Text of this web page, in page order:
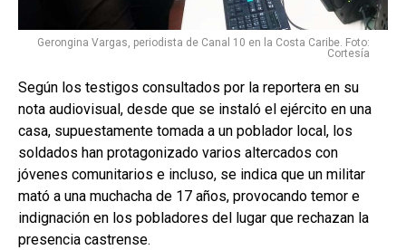
Gerongina Vargas, periodista de Canal 10 en la Costa Caribe. Foto:
Cortesía
Según los testigos consultados por la reportera en su
nota audiovisual, desde que se instaló el ejército en una
casa, supuestamente tomada a un poblador local, los
soldados han protagonizado varios altercados con
jóvenes comunitarios e incluso, se indica que un militar
mató a una muchacha de 17 años, provocando temor e
indignación en los pobladores del lugar que rechazan la
presencia castrense.